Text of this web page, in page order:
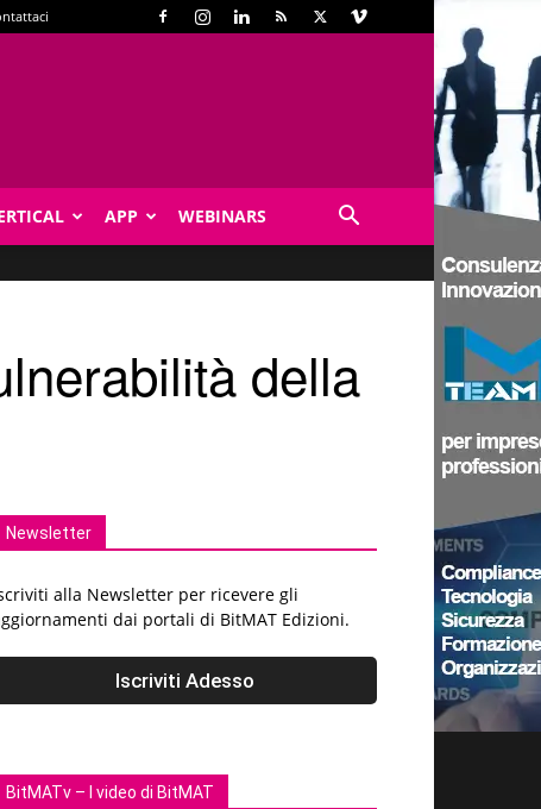
APP WEBINARS
della
Newsletter
alla Newsletter per ricevere gli
dai portali di BitMAT Edizioni.
BitMATv – I video di BitMAT